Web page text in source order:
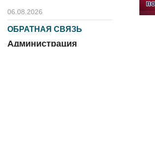
06.08.2026
ОБРАТНАЯ СВЯЗЬ
Администрация